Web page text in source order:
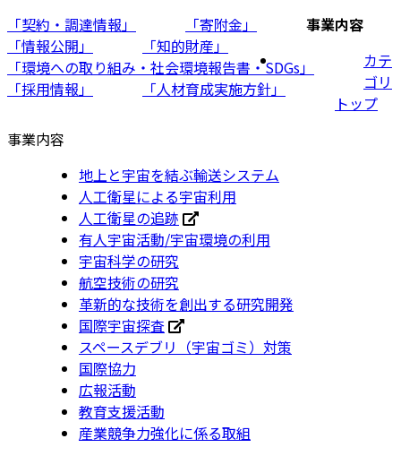
「契約・調達情報」
「寄附金」
「情報公開」
「知的財産」
「環境への取り組み・社会環境報告書・SDGs」
「採用情報」
「人材育成実施方針」
事業内容
カテ
ゴリ
トップ
事業内容
地上と宇宙を結ぶ輸送システム
人工衛星による宇宙利用
人工衛星の追跡
有人宇宙活動/宇宙環境の利用
宇宙科学の研究
航空技術の研究
革新的な技術を創出する研究開発
国際宇宙探査
スペースデブリ（宇宙ゴミ）対策
国際協力
広報活動
教育支援活動
産業競争力強化に係る取組